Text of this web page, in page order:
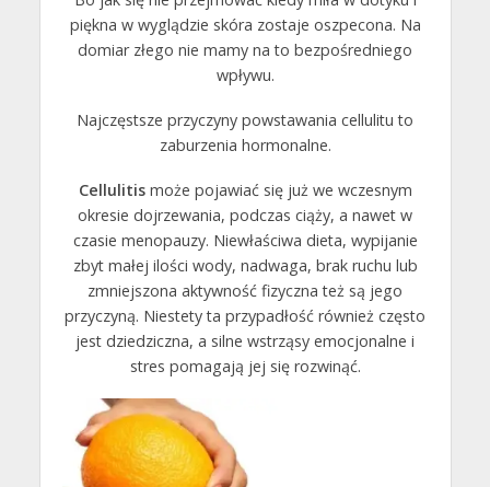
piękna w wyglądzie skóra zostaje oszpecona. Na
domiar złego nie mamy na to bezpośredniego
wpływu.
Najczęstsze przyczyny powstawania cellulitu to
zaburzenia hormonalne.
Cellulitismoże pojawiać się już we wczesnym
okresie dojrzewania, podczas ciąży, a nawet w
czasie menopauzy. Niewłaściwa dieta, wypijanie
zbyt małej ilości wody, nadwaga, brak ruchu lub
zmniejszona aktywność fizyczna też są jego
przyczyną. Niestety ta przypadłość również często
jest dziedziczna, a silne wstrząsy emocjonalne i
stres pomagają jej się rozwinąć.